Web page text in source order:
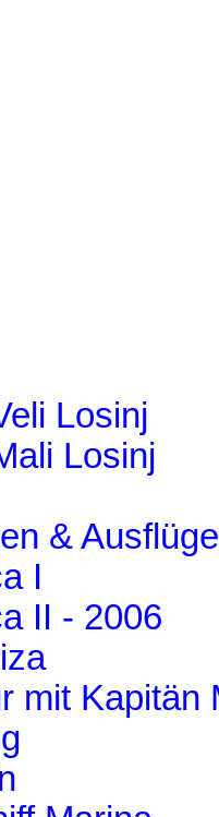
Losinj
Losinj
& Ausflüge
I
II - 2006
mit Kapitän